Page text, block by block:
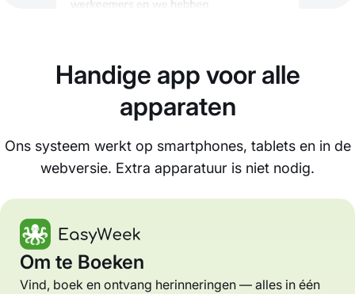
Handige app voor alle
apparaten
Ons systeem werkt op smartphones, tablets en in de
webversie. Extra apparatuur is niet nodig.
Om te Boeken
Vind, boek en ontvang herinneringen — alles in één